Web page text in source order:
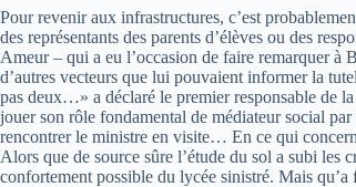
Pour revenir aux infrastructures, c’est
des représentants des parents d’élèves ou des
Ameur – qui a eu l’occasion de faire remarquer à
d’autres vecteurs que lui pouvaient informer la
pas deux…» a déclaré le premier responsable de
jouer son rôle fondamental de médiateur social
rencontrer le ministre en visite… En ce qui
Alors que de source sûre l’étude du sol a subi les
confortement possible du lycée sinistré. Mais